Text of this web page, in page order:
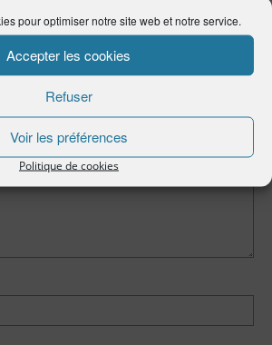
pour optimiser notre site web et notre service.
Accepter les cookies
Refuser
Voir les préférences
Politique de cookies
sera pas publiée.Les champs obligatoires sont